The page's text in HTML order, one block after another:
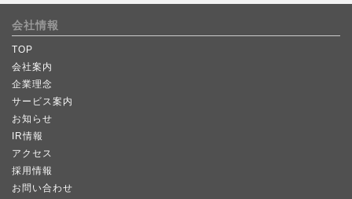
会社情報
TOP
会社案内
企業理念
サービス案内
お知らせ
IR情報
アクセス
採用情報
お問い合わせ